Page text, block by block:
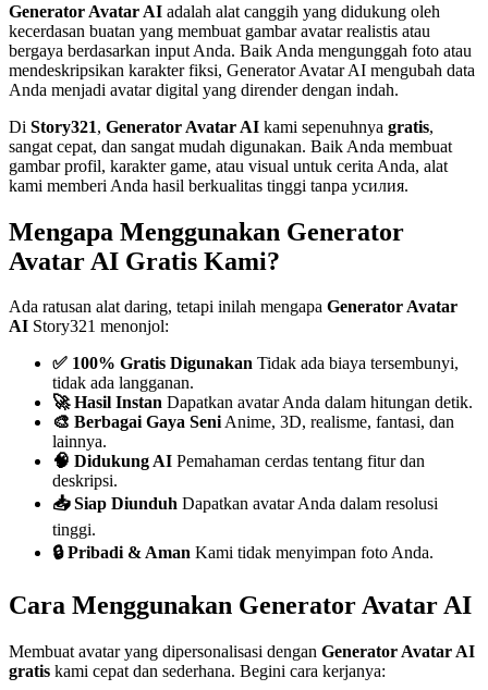
Generator Avatar AI adalah alat canggih yang didukung oleh
kecerdasan buatan yang membuat gambar avatar realistis atau
bergaya berdasarkan input Anda. Baik Anda mengunggah foto atau
mendeskripsikan karakter fiksi, Generator Avatar AI mengubah data
Anda menjadi avatar digital yang dirender dengan indah.
Di Story321, Generator Avatar AI kami sepenuhnya gratis,
sangat cepat, dan sangat mudah digunakan. Baik Anda membuat
gambar profil, karakter game, atau visual untuk cerita Anda, alat
kami memberi Anda hasil berkualitas tinggi tanpa усилия.
Mengapa Menggunakan Generator
Avatar AI Gratis Kami?
Ada ratusan alat daring, tetapi inilah mengapa Generator Avatar
AI Story321 menonjol:
✅ 100% Gratis Digunakan Tidak ada biaya tersembunyi,
tidak ada langganan.
🚀 Hasil Instan Dapatkan avatar Anda dalam hitungan detik.
🎨 Berbagai Gaya SeniAnime, 3D, realisme, fantasi, dan
lainnya.
🧠 Didukung AI Pemahaman cerdas tentang fitur dan
deskripsi.
📥 Siap Diunduh Dapatkan avatar Anda dalam resolusi
tinggi.
🔒 Pribadi & Aman Kami tidak menyimpan foto Anda.
Cara Menggunakan Generator Avatar AI
Membuat avatar yang dipersonalisasi dengan Generator Avatar AI
gratis kami cepat dan sederhana. Begini cara kerjanya: